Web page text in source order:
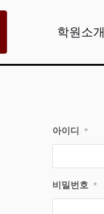
학원소개
아이디 *
비밀번호 *